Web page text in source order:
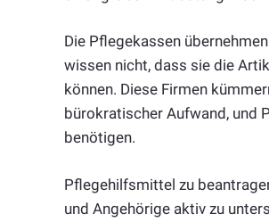
Die Pflegekassen
wissen nicht, dass sie die
können. Diese Firmen
bürokratischer Aufwand, und
benötigen.
Pflegehilfsmittel zu
und Angehörige aktiv zu